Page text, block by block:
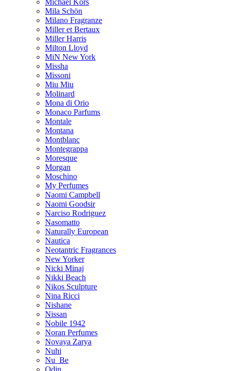
Michael Kors
Mila Schön
Milano Fragranze
Miller et Bertaux
Miller Harris
Milton Lloyd
MiN New York
Missha
Missoni
Miu Miu
Molinard
Mona di Orio
Monaco Parfums
Montale
Montana
Montblanc
Montegrappa
Moresque
Morgan
Moschino
My Perfumes
Naomi Campbell
Naomi Goodsir
Narciso Rodriguez
Nasomatto
Naturally European
Nautica
Neotantric Fragrances
New Yorker
Nicki Minaj
Nikki Beach
Nikos Sculpture
Nina Ricci
Nishane
Nissan
Nobile 1942
Noran Perfumes
Novaya Zarya
Nuhi
Nu_Be
Odin